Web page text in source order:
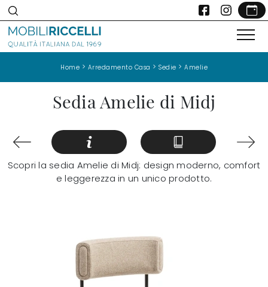
Home > Arredamento Casa > Sedie > Amelie
Sedia Amelie di Midj
Scopri la sedia Amelie di Midj: design moderno, comfort
e leggerezza in un unico prodotto.